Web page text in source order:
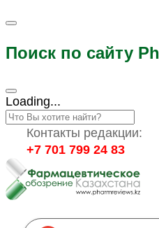
Поиск по сайту
Loading...
Контакты редакции:
+7 701 799 24 83